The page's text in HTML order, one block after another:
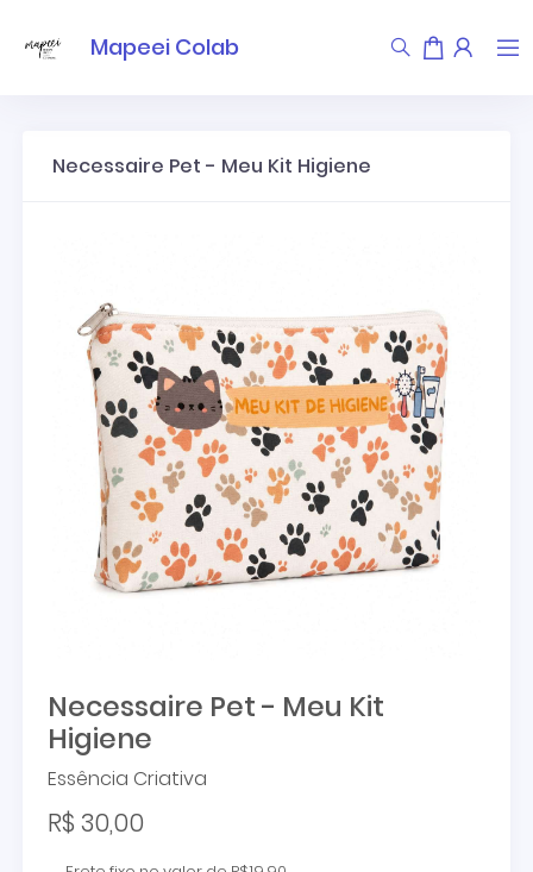
Mapeei Colab
Necessaire Pet - Meu Kit Higiene
Necessaire Pet - Meu Kit
Higiene
Essência Criativa
R$ 30,00